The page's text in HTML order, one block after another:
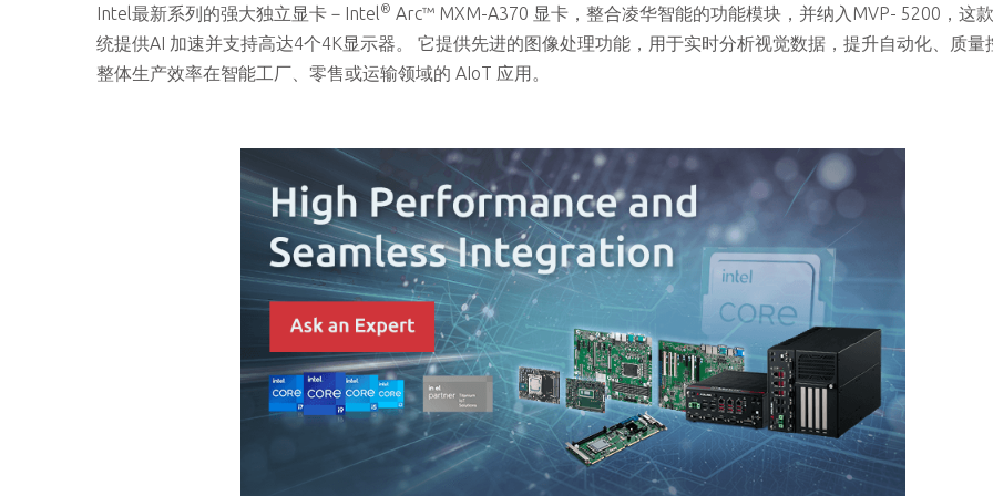
Intel最新系列的强大独立显卡－Intel® Arc™ MXM-A370 显卡，整合凌华智能的功能模块，并纳入MVP- 5200，这
统提供AI 加速并支持高达4个4K显示器。 它提供先进的图像处理功能，用于实时分析视觉数据，提升自动化、质量
整体生产效率在智能工厂、零售或运输领域的 AIoT 应用。